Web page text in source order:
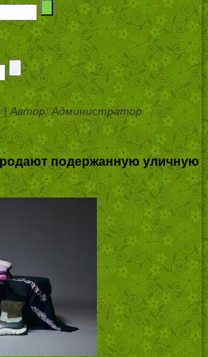
| Автор: Администратор
подержанную уличную